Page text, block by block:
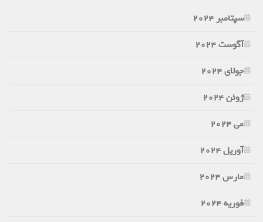
سپتامبر 2024
آگوست 2024
جولای 2024
ژوئن 2024
می 2024
آوریل 2024
مارس 2024
فوریه 2024